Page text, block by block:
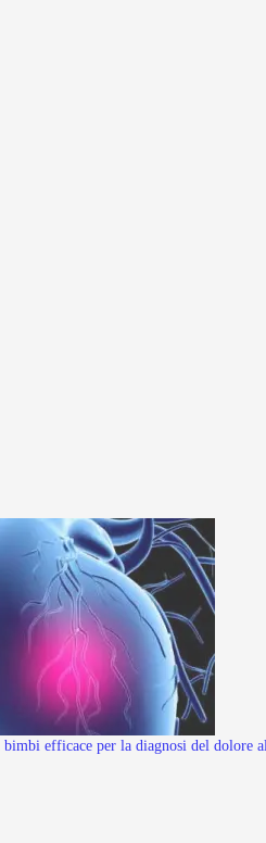
efficace per la diagnosi del dolore